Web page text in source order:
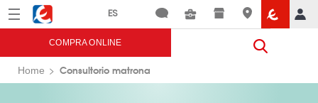
Menú Eroski
COMPRA ONLINE
Home Consultorio matrona